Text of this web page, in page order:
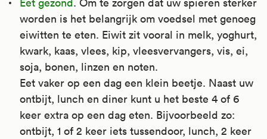
worden is het belangrijk om voedsel met genoeg
eiwitten te eten. Eiwit zit vooral in melk, yoghurt,
kwark, kaas, vlees, kip, vleesvervangers, vis, ei,
soja, bonen, linzen en noten.
Eet vaker op een dag een klein beetje. Naast uw
ontbijt, lunch en diner kunt u het beste 4 of 6
keer extra op een dag eten. Bijvoorbeeld zo:
ontbijt, 1 of 2 keer iets tussendoor, lunch, 2 keer